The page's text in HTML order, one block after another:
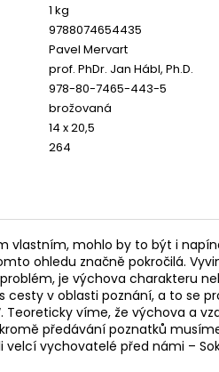
1 kg
9788074654435
Pavel Mervart
prof. PhDr. Jan Hábl, Ph.D.
978-80-7465-443-5
brožovaná
14 x 20,5
264
vlastním, mohlo by to být i
ohledu značně pokročilá.
je výchova charakteru
v oblasti poznání, a to se
víme, že výchova a
předávání poznatků
vychovatelé před námi –